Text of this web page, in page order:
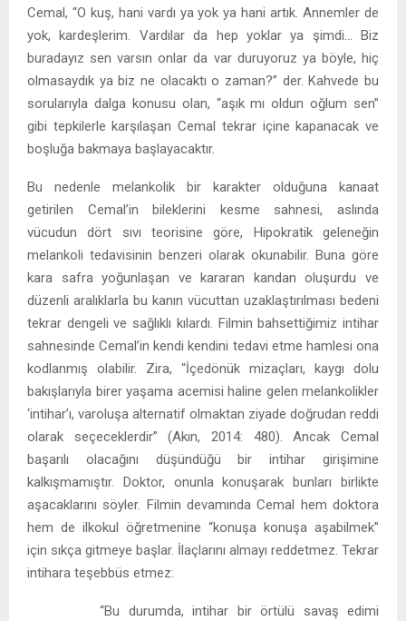
Cemal, “O kuş, hani vardı ya yok ya hani artık. Annemler de
yok, kardeşlerim. Vardılar da hep yoklar ya şimdi… Biz
buradayız sen varsın onlar da var duruyoruz ya böyle, hiç
olmasaydık ya biz ne olacaktı o zaman?” der. Kahvede bu
sorularıyla dalga konusu olan, “aşık mı oldun oğlum sen”
gibi tepkilerle karşılaşan Cemal tekrar içine kapanacak ve
boşluğa bakmaya başlayacaktır.
Bu nedenle melankolik bir karakter olduğuna kanaat
getirilen Cemal’in bileklerini kesme sahnesi, aslında
vücudun dört sıvı teorisine göre, Hipokratik geleneğin
melankoli tedavisinin benzeri olarak okunabilir. Buna göre
kara safra yoğunlaşan ve kararan kandan oluşurdu ve
düzenli aralıklarla bu kanın vücuttan uzaklaştırılması bedeni
tekrar dengeli ve sağlıklı kılardı. Filmin bahsettiğimiz intihar
sahnesinde Cemal’in kendi kendini tedavi etme hamlesi ona
kodlanmış olabilir. Zira, “İçedönük mizaçları, kaygı dolu
bakışlarıyla birer yaşama acemisi haline gelen melankolikler
‘intihar’ı, varoluşa alternatif olmaktan ziyade doğrudan reddi
olarak seçeceklerdir” (Akın, 2014: 480). Ancak Cemal
başarılı olacağını düşündüğü bir intihar girişimine
kalkışmamıştır. Doktor, onunla konuşarak bunları birlikte
aşacaklarını söyler. Filmin devamında Cemal hem doktora
hem de ilkokul öğretmenine “konuşa konuşa aşabilmek”
için sıkça gitmeye başlar. İlaçlarını almayı reddetmez. Tekrar
intihara teşebbüs etmez:
“Bu durumda, intihar bir örtülü savaş edimi